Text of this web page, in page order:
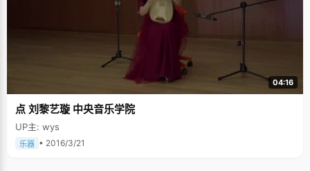
04:16
点 刘黎艺璇 中央音乐学院
UP主: wys
乐器 • 2016/3/21